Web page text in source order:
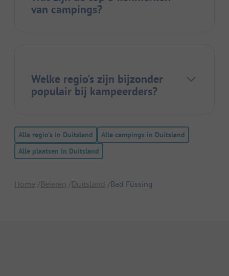
van campings?
Welke regio's zijn bijzonder
populair bij kampeerders?
Alle regio's in Duitsland
Alle campings in Duitsland
Alle plaatsen in Duitsland
Home Beieren Duitsland Bad Füssing